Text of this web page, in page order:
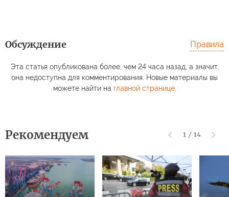
Обсуждение Правила
Эта статья опубликована более, чем 24 часа назад, а значит,
она недоступна для комментирования. Новые материалы вы
можете найти на главной странице.
Рекомендуем 1 / 14